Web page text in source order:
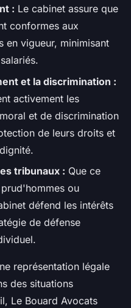
: Le cabinet assure que
conformes aux
en vigueur, minimisant
et la discrimination :
activement les
et de discrimination
de leurs droits et
tribunaux : Que ce
ou
défend les intérêts
de défense
représentation légale
des situations
Le Bouard Avocats